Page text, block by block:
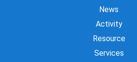
News
Activity
Resource
Services